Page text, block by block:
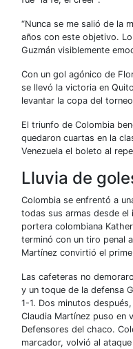
“Nunca se me salió de la
años con este objetivo.
Guzmán visiblemente
Con un gol agónico de
se llevó la victoria en
levantar la copa del
El triunfo de Colombia
quedaron cuartas en la
Venezuela el boleto al
Lluvia de
Colombia se enfrentó a
todas sus armas desde
portera colombiana
terminó con un tiro penal
Martínez convirtió el
Las cafeteras no
y un toque de la defensa
1-1. Dos minutos
Claudia Martínez puso en
Defensores del chaco.
marcador, volvió al